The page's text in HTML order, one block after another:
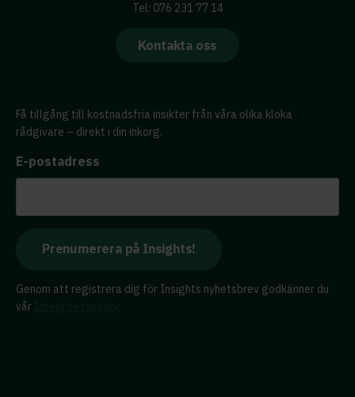
Tel: 076 231 77 14
Kontakta oss
Få tillgång till kostnadsfria insikter från våra olika kloka
rådgivare – direkt i din inkorg.
E-postadress
Genom att registrera dig för Insights nyhetsbrev godkänner du
vår